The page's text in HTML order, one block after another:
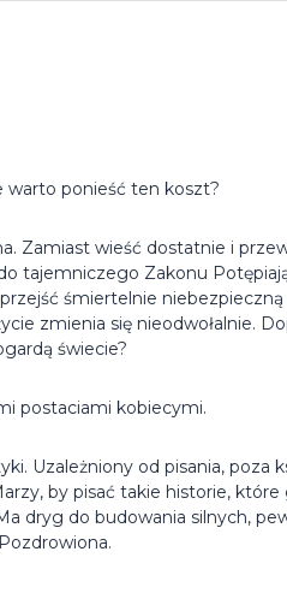
warto ponieść ten koszt?
Zamiast wieść dostatnie i
tajemniczego Zakonu
śmiertelnie niebezpieczną
zmienia się nieodwołalnie.
świecie?
postaciami kobiecymi.
Uzależniony od pisania, poza
by pisać takie historie, które
dryg do budowania silnych,